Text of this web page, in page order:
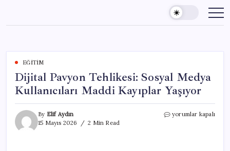
content
EĞITIM
Dijital Pavyon Tehlikesi: Sosyal Medya
Kullanıcıları Maddi Kayıplar Yaşıyor
By Elif Aydın
15 Mayıs 2026
2 Min Read
Dijital
yorumlar kapalı